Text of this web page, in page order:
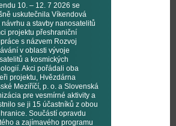
10. – 12. 7 2026 se
uskutečnila Víkendová
návrhu a stavby nanosatelitů
projektu přeshraniční
s názvem Rozvoj
v oblasti vývoje
a kosmických
Akci pořádali oba
projektu, Hvězdárna
Meziříčí, p. o. a Slovenská
pre vesmírné aktivity a
se ji 15 účastníků z obou
Součástí opravdu
a zajímavého programu